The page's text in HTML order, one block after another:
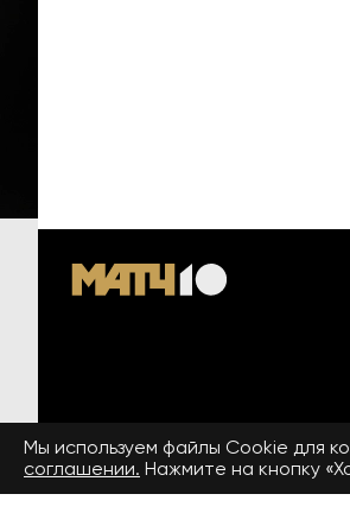
© 2026 «ООО «Национальный
спортивный телеканал»
Мы используем файлы Сookie для
соглашении. Нажмите на кнопку